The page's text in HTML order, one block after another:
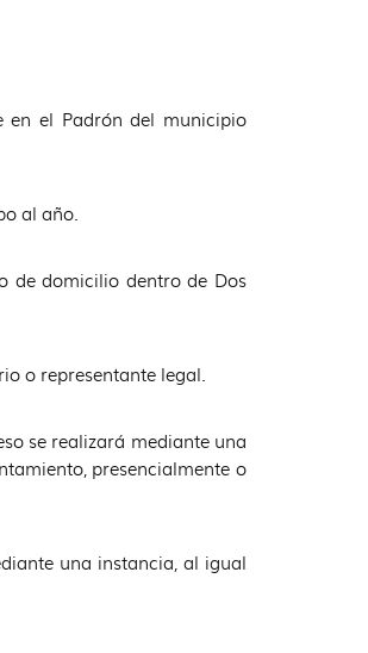
en el Padrón del municipio
al año.
de domicilio dentro de Dos
o representante legal.
se realizará mediante una
presencialmente o
una instancia, al igual